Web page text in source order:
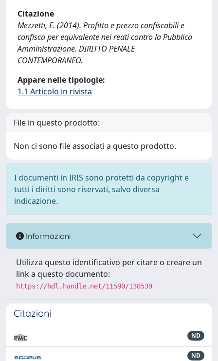
Citazione
Mezzetti, E. (2014). Profitto e prezzo confiscabili e
confisca per equivalente nei reati contro la Pubblica
Amministrazione. DIRITTO PENALE
CONTEMPORANEO.
Appare nelle tipologie:
1.1 Articolo in rivista
File in questo prodotto:
Non ci sono file associati a questo prodotto.
I documenti in IRIS sono protetti da copyright e
tutti i diritti sono riservati, salvo diversa
indicazione.
Informazioni
Utilizza questo identificativo per citare o creare un
link a questo documento:
https://hdl.handle.net/11590/138539
Citazioni
ND
ND